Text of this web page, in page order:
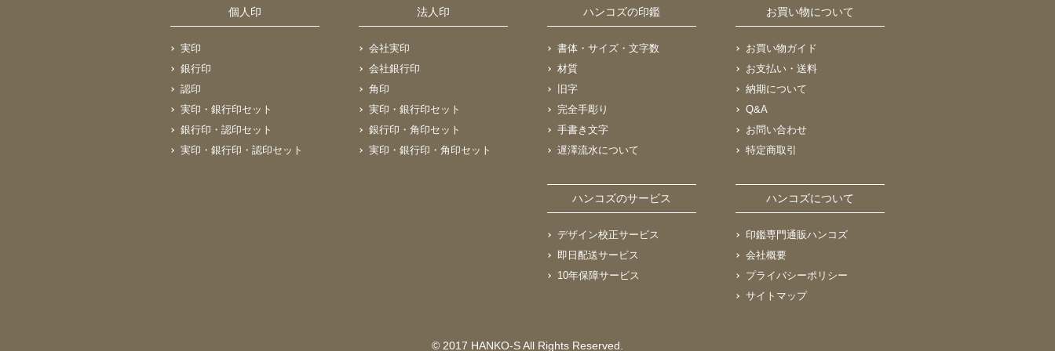
個人印
実印
銀行印
認印
実印・銀行印セット
銀行印・認印セット
実印・銀行印・認印セット
法人印
会社実印
会社銀行印
角印
実印・銀行印セット
銀行印・角印セット
実印・銀行印・角印セット
ハンコズの印鑑
書体・サイズ・文字数
材質
旧字
完全手彫り
手書き文字
遅澤流水について
お買い物について
お買い物ガイド
お支払い・送料
納期について
Q&A
お問い合わせ
特定商取引
ハンコズのサービス
デザイン校正サービス
即日配送サービス
10年保障サービス
ハンコズについて
印鑑専門通販ハンコズ
会社概要
プライバシーポリシー
サイトマップ
© 2017 HANKO-S All Rights Reserved.